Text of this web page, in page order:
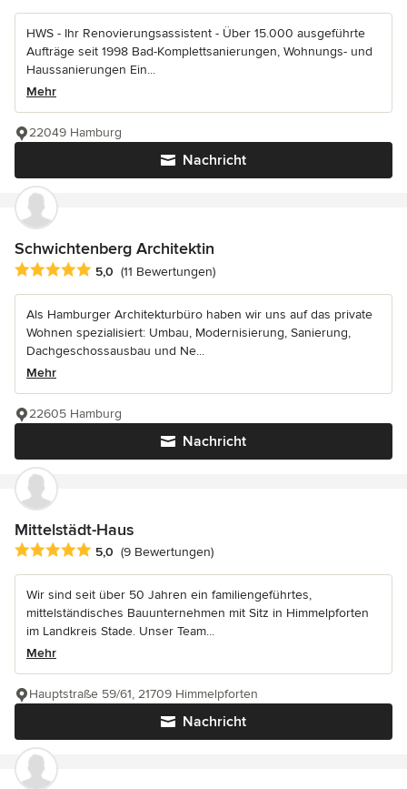
HWS - Ihr Renovierungsassistent - Über 15.000 ausgeführte
Aufträge seit 1998 Bad-Komplettsanierungen, Wohnungs- und
Haussanierungen Ein...
Mehr
Nachricht
22049 Hamburg
Schwichtenberg Architektin
Durchschnittliche Bewertung: 5 von 5 Sternen
5,0 (11 Bewertungen)
Als Hamburger Architekturbüro haben wir uns auf das private
Wohnen spezialisiert: Umbau, Modernisierung, Sanierung,
Dachgeschossausbau und Ne...
Mehr
Nachricht
22605 Hamburg
Mittelstädt-Haus
Durchschnittliche Bewertung: 5 von 5 Sternen
5,0 (9 Bewertungen)
Wir sind seit über 50 Jahren ein familiengeführtes,
mittelständisches Bauunternehmen mit Sitz in Himmelpforten
im Landkreis Stade. Unser Team...
Mehr
Nachricht
Hauptstraße 59/61, 21709 Himmelpforten